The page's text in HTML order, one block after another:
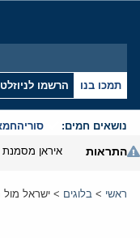
תמכו בנו הרשמו
נושאים חמים: סוריה
התראות
ראשי > בלוגים > ישראל